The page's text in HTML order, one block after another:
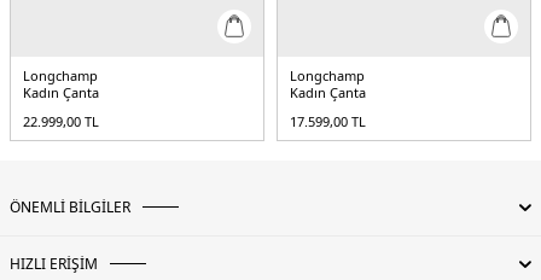
Longchamp
Kadın Çanta
22.999,00 TL
Longchamp
Kadın Çanta
17.599,00 TL
ÖNEMLİ BİLGİLER
HIZLI ERİŞİM